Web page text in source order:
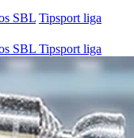
SBL Tipsport liga
SBL Tipsport liga